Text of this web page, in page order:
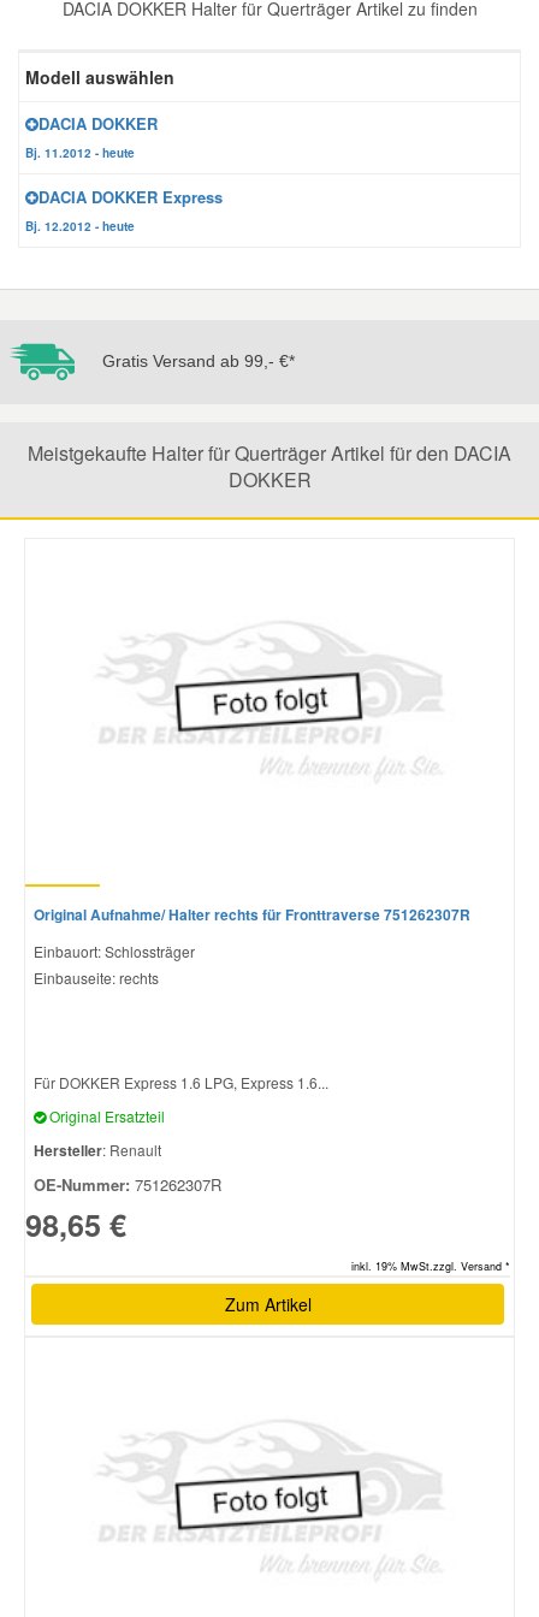
DACIA DOKKER Halter für Querträger Artikel zu finden
Modell auswählen
DACIA DOKKER
Bj. 11.2012 - heute
DACIA DOKKER Express
Bj. 12.2012 - heute
Gratis Versand ab 99,- €*
Meistgekaufte Halter für Querträger Artikel für den DACIA
DOKKER
Original Aufnahme/ Halter rechts für Fronttraverse 751262307R
Einbauort: Schlossträger
Einbauseite: rechts
Für DOKKER Express 1.6 LPG, Express 1.6...
Original Ersatzteil
Hersteller: Renault
OE-Nummer: 751262307R
98,65 €
inkl. 19% MwSt.zzgl. Versand *
Zum Artikel
Zündanlage und Glühanlage
Jeep Ersatzteile
Kia Ersatzteile
Lancia Ersatzteile
Mercedes Ersatzteile
Mini Ersatzteile
Smart Ersatzteile
Suzuki Ersatzteile